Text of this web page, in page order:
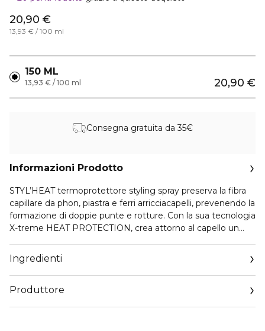
20,90 €
13,93 € / 100 ml
150 ML
20,90 €
13,93 € / 100 ml
Consegna gratuita da 35€
Informazioni Prodotto
STYL’HEAT termoprotettore styling spray preserva la fibra
capillare da phon, piastra e ferri arricciacapelli, prevenendo la
formazione di doppie punte e rotture. Con la sua tecnologia
X-treme HEAT PROTECTION, crea attorno al capello un
l’integrità della capigliatura fino a 220° C. Facilita la piega,
aiuta a fissare lo styling e contrasta il crespo, senza ungere
né appesantire il capello. Ideale per tutti i tipi di capelli.
Ingredienti
Produttore